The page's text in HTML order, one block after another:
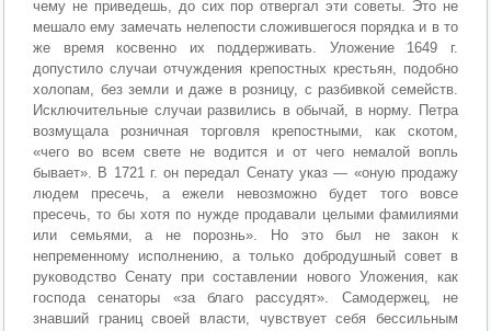
чему не приведешь, до сих пор отвергал эти советы. Это не
мешало ему замечать нелепости сложившегося порядка и в то
же время косвенно их поддерживать. Уложение 1649 г.
допустило случаи отчуждения крепостных крестьян, подобно
холопам, без земли и даже в розницу, с разбивкой семейств.
Исключительные случаи развились в обычай, в норму. Петра
возмущала розничная торговля крепостными, как скотом,
«чего во всем свете не водится и от чего немалой вопль
бывает». В 1721 г. он передал Сенату указ — «оную продажу
людем пресечь, а ежели невозможно будет того вовсе
пресечь, то бы хотя по нужде продавали целыми фамилиями
или семьями, а не порознь». Но это был не закон к
непременному исполнению, а только добродушный совет в
руководство Сенату при составлении нового Уложения, как
господа сенаторы «за благо рассудят». Самодержец, не
знавший границ своей власти, чувствует себя бессильным